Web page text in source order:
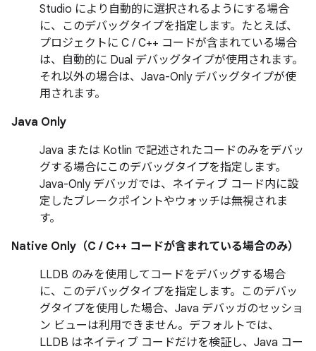
Studio により自動的に選択されるようにする場合
に、このデバッグタイプを指定します。たとえば、
プロジェクトに C / C++ コードが含まれている場合
は、自動的に Dual デバッグタイプが使用されます。
それ以外の場合は、Java-Only デバッグタイプが使
用されます。
Java Only
Java または Kotlin で記述されたコードのみをデバッ
グする場合にこのデバッグタイプを指定します。
Java-Only デバッガでは、ネイティブ コード内に設
定したブレークポイントやウォッチは無視されま
す。
Native Only（C / C++ コードが含まれている場合のみ）
LLDB のみを使用してコードをデバッグする場合
に、このデバッグタイプを指定します。このデバッ
グタイプを使用した場合、Java デバッガのセッショ
ン ビューは利用できません。デフォルトでは、
LLDB はネイティブ コードだけを検証し、Java コー